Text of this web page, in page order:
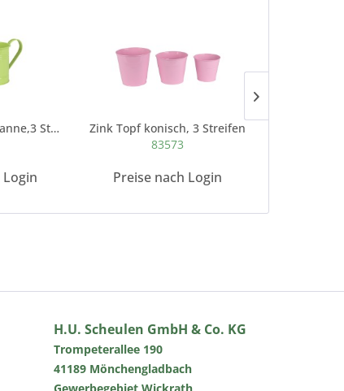
Zink Pflanz-Gießkanne,3 Streifen, D12,2x...
Login
Zink Topf konisch, 3 Streifen
83573
Preise nach Login
H.U. Scheulen GmbH & Co. KG
Trompeterallee 190
41189 Mönchengladbach